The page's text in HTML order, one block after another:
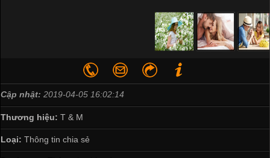
Cập nhật: 2019-04-05 16:02:14
Thương hiệu: T & M
Loại: Thông tin chia sẻ